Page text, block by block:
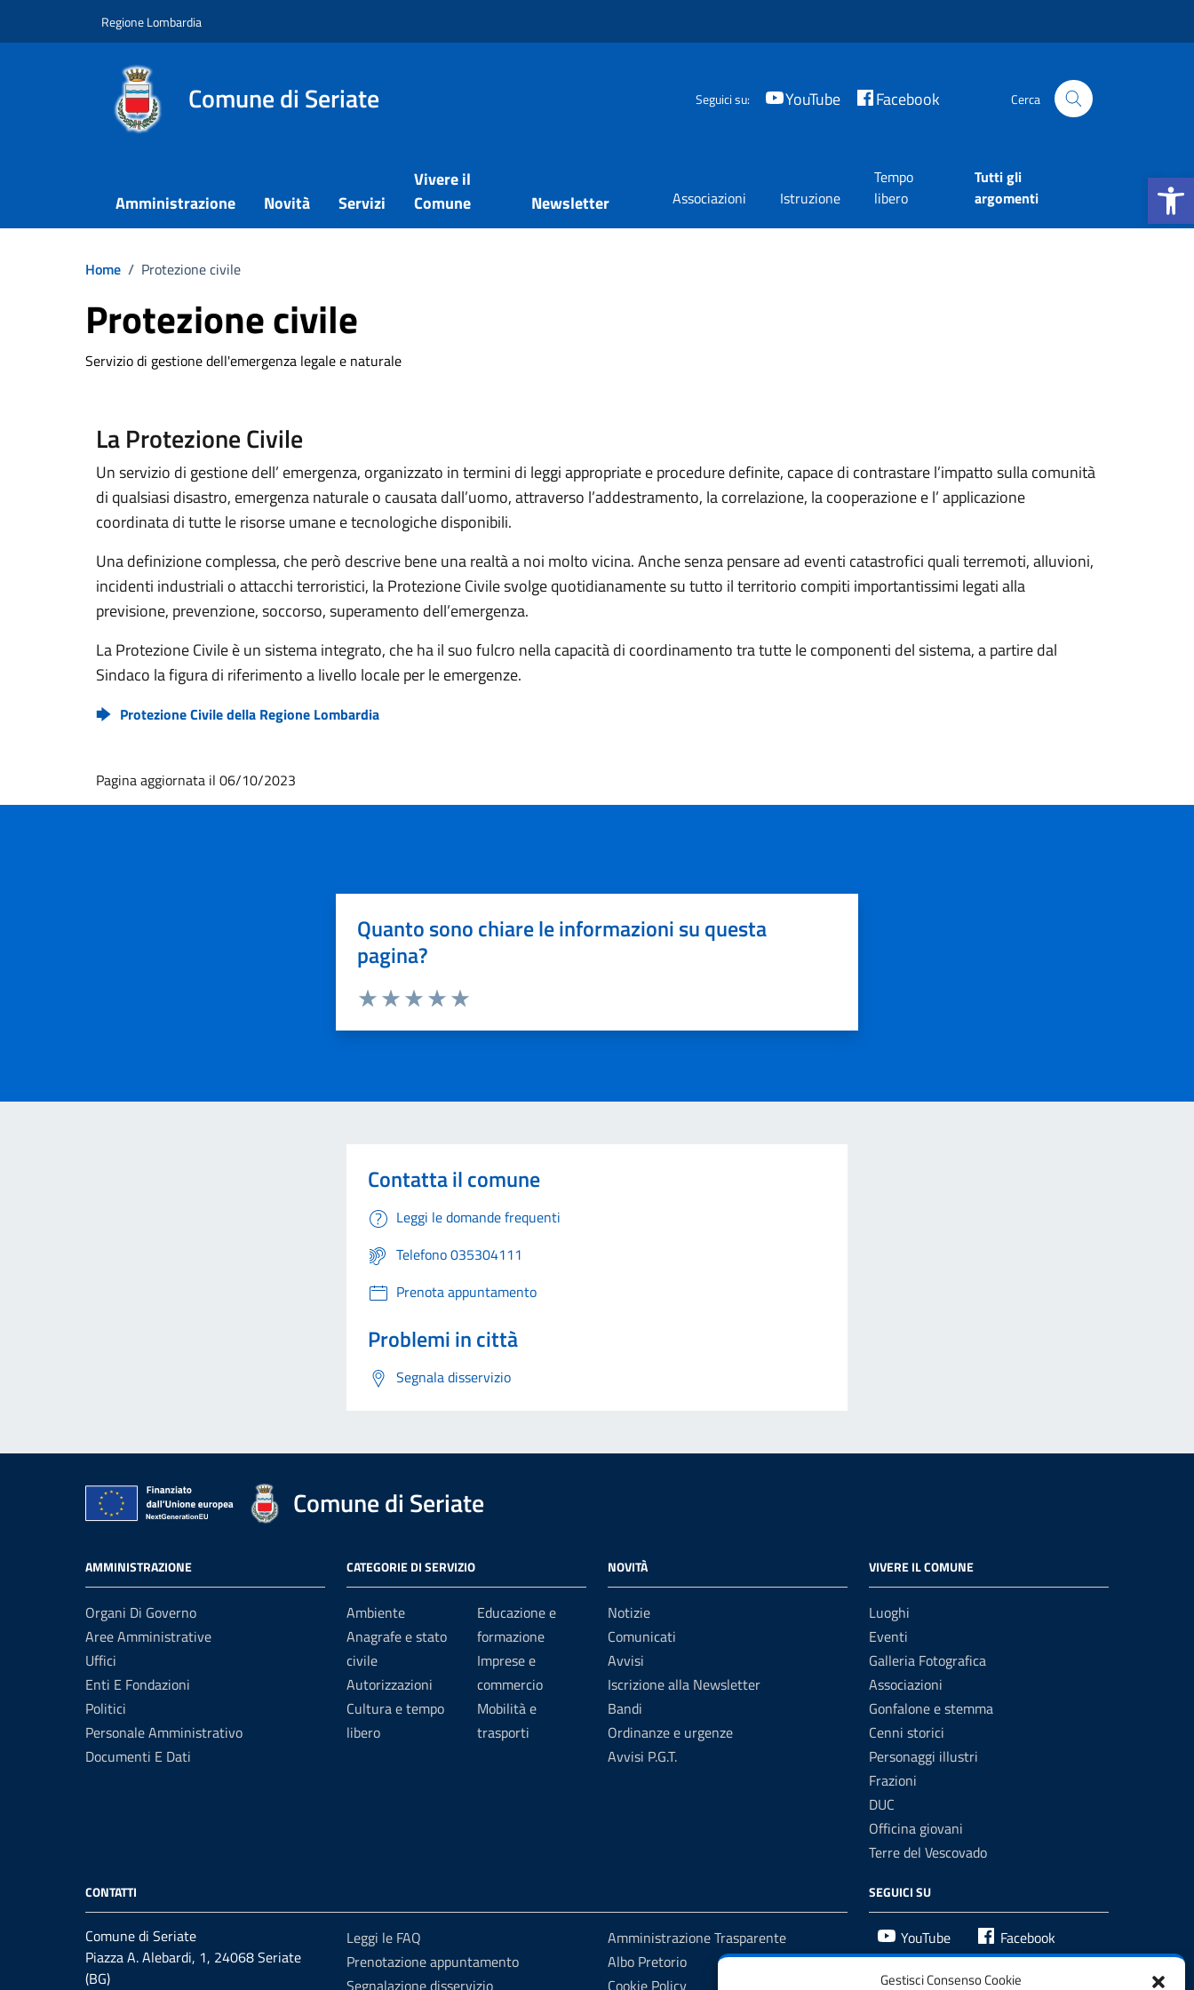
Apri la
Gestisci Consenso Cookie
Regione Lombardia
Comune di Seriate Seguici su: YouTube Facebook Cerca
Amministrazione Novità Servizi
Vivere il
Comune
Newsletter Associazioni Istruzione
Tempo
libero
Tutti gli
argomenti
Home / Protezione civile
Protezione civile
Servizio di gestione dell'emergenza legale e naturale
La Protezione Civile
Un servizio di gestione dell’ emergenza, organizzato in termini di leggi appropriate e procedure definite, capace di contrastare l’impatto sulla comunità
di qualsiasi disastro, emergenza naturale o causata dall’uomo, attraverso l’addestramento, la correlazione, la cooperazione e l’ applicazione
coordinata di tutte le risorse umane e tecnologiche disponibili.
Una definizione complessa, che però descrive bene una realtà a noi molto vicina. Anche senza pensare ad eventi catastrofici quali terremoti, alluvioni,
incidenti industriali o attacchi terroristici, la Protezione Civile svolge quotidianamente su tutto il territorio compiti importantissimi legati alla
previsione, prevenzione, soccorso, superamento dell’emergenza.
La Protezione Civile è un sistema integrato, che ha il suo fulcro nella capacità di coordinamento tra tutte le componenti del sistema, a partire dal
Sindaco la figura di riferimento a livello locale per le emergenze.
Protezione Civile della Regione Lombardia
Pagina aggiornata il 06/10/2023
Quanto sono chiare le informazioni su questa
pagina?
Contatta il comune
Leggi le domande frequenti
Telefono 035304111
Prenota appuntamento
Problemi in città
Segnala disservizio
Comune di Seriate
AMMINISTRAZIONE
Organi Di Governo
Aree Amministrative
Uffici
Enti E Fondazioni
Politici
Personale Amministrativo
Documenti E Dati
CATEGORIE DI SERVIZIO
Ambiente
Anagrafe e stato
civile
Autorizzazioni
Cultura e tempo
libero
Educazione e
formazione
Imprese e
commercio
Mobilità e
trasporti
NOVITÀ
Notizie
Comunicati
Avvisi
Iscrizione alla Newsletter
Bandi
Ordinanze e urgenze
Avvisi P.G.T.
VIVERE IL COMUNE
Luoghi
Eventi
Galleria Fotografica
Associazioni
Gonfalone e stemma
Cenni storici
Personaggi illustri
Frazioni
DUC
Officina giovani
Terre del Vescovado
CONTATTI
Comune di Seriate
Piazza A. Alebardi, 1, 24068 Seriate
(BG)
Leggi le FAQ
Prenotazione appuntamento
Segnalazione disservizio
Amministrazione Trasparente
Albo Pretorio
Cookie Policy
SEGUICI SU
YouTube Facebook